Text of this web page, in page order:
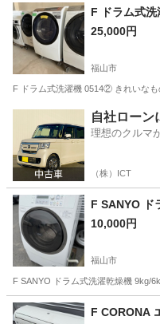
広島 広島市 下祇園駅
25,000円
福山市
F ドラム式洗濯機 0514② きれいなも
生活家電
自社ローン
理想のクルマ
（株）ICT
F SANYO
10,000円
福山市
F SANYO ドラム式洗濯乾燥機 9kg/
広島 福山市
F